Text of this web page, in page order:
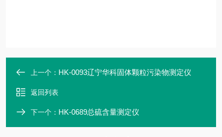
上一个： HK-0093辽宁华科固体颗粒污染物测定仪
返回列表
下一个： HK-0689总硫含量测定仪